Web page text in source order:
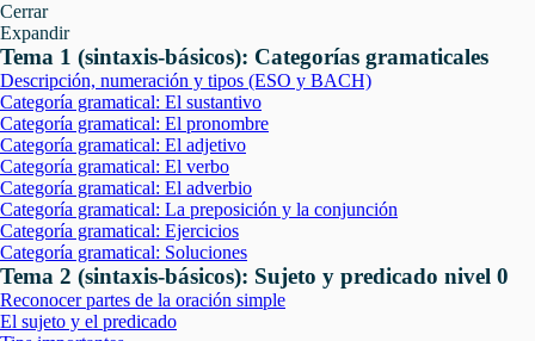
Cerrar
Expandir
Tema 1 (sintaxis-básicos): Categorías gramaticales
Descripción, numeración y tipos (ESO y BACH)
Categoría gramatical: El sustantivo
Categoría gramatical: El pronombre
Categoría gramatical: El adjetivo
Categoría gramatical: El verbo
Categoría gramatical: El adverbio
Categoría gramatical: La preposición y la conjunción
Categoría gramatical: Ejercicios
Categoría gramatical: Soluciones
Tema 2 (sintaxis-básicos): Sujeto y predicado nivel 0
Reconocer partes de la oración simple
El sujeto y el predicado